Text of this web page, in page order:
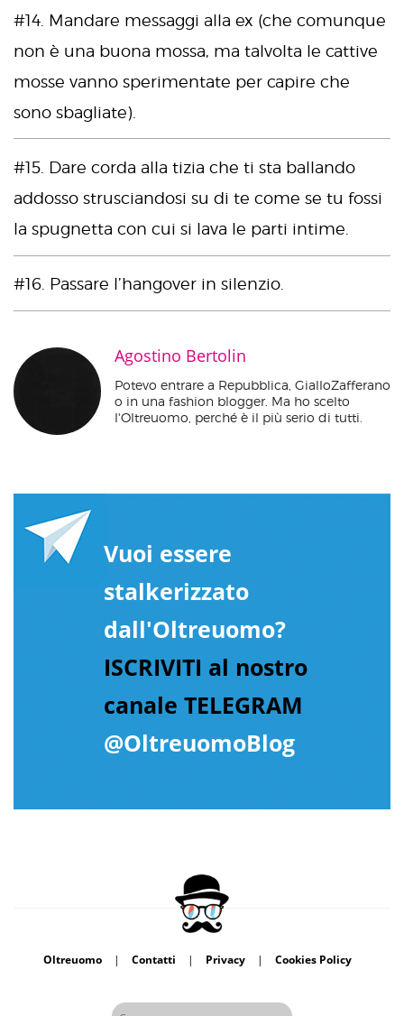
#14. Mandare messaggi alla ex (che comunque
non è una buona mossa, ma talvolta le cattive
mosse vanno sperimentate per capire che
sono sbagliate).
#15. Dare corda alla tizia che ti sta ballando
addosso strusciandosi su di te come se tu fossi
la spugnetta con cui si lava le parti intime.
#16. Passare l’hangover in silenzio.
Agostino Bertolin
Potevo entrare a Repubblica, GialloZafferano
o in una fashion blogger. Ma ho scelto
l'Oltreuomo, perché è il più serio di tutti.
Vuoi essere
stalkerizzato
dall'Oltreuomo?
ISCRIVITI al nostro
canale TELEGRAM
@OltreuomoBlog
Oltreuomo | Contatti | Privacy | Cookies Policy